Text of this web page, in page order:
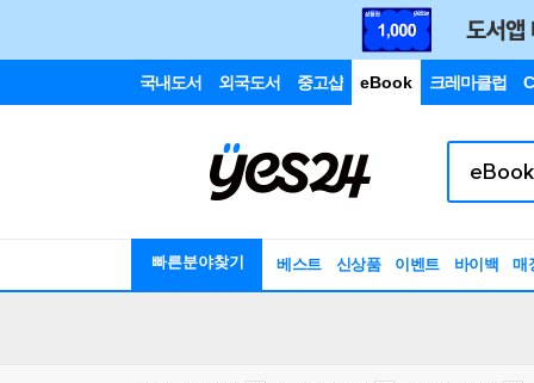
국내도서 외국도서 중고샵 eBook 크레마클럽
빠른분야찾기 베스트 신상품 이벤트 바이백 매